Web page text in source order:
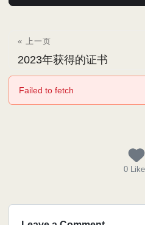
« 上一页
2023年获得的证书